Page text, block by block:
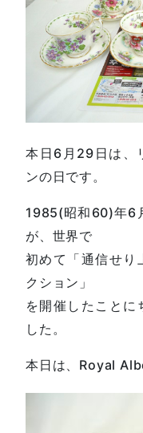
本日6月29日は、
ンの日です。
1985(昭和60)年6
が、世界で
初めて「通信せり
クション」
を開催したことに
した。
本日は、Royal